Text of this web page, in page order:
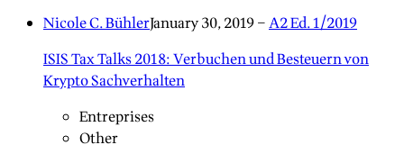
Nicole C. BühlerJanuary 30, 2019–A2 Ed. 1/2019
ISIS Tax Talks 2018: Verbuchen und Besteuern von
Krypto Sachverhalten
Entreprises
Other